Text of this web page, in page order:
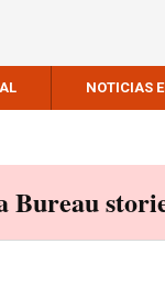
NOTICIAS
Bureau